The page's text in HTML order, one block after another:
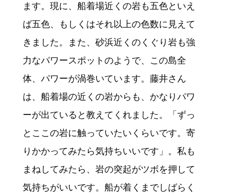
ます。現に、船着場近くの岩も五色といえ
ば五色、もしくはそれ以上の色数に見えて
きました。また、砂浜近くのくぐり岩も強
力なパワースポットのようで、この島全
体、パワーが渦巻いています。藤井さん
は、船着場の近くの岩からも、かなりパワ
ーが出ていると教えてくれました。「ずっ
とここの岩に触っていたいくらいです。寄
りかかってみたら気持ちいいです」。私も
まねしてみたら、岩の突起がツボを押して
気持ちがいいです。船が着くまでしばらく